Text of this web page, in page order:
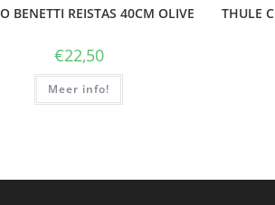
BENETTI REISTAS 40CM OLIVE
€22,50
Meer info!
THULE